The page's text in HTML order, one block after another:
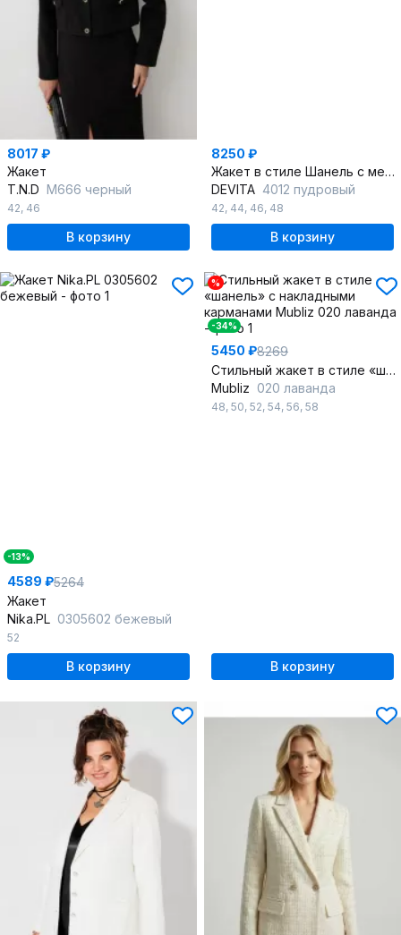
8017 ₽
Жакет
T.N.D М666 черный
42, 46
В корзину
8250 ₽
Жакет в стиле Шанель с металлическими пуговицами
DEVITA 4012 пудровый
42, 44, 46, 48
В корзину
-13%
4589 ₽5264
Жакет
Nika.PL 0305602 бежевый
52
В корзину
%
-34%
5450 ₽8269
Стильный жакет в стиле «шанель» с накладными карманами
Mubliz 020 лаванда
48, 50, 52, 54, 56, 58
В корзину